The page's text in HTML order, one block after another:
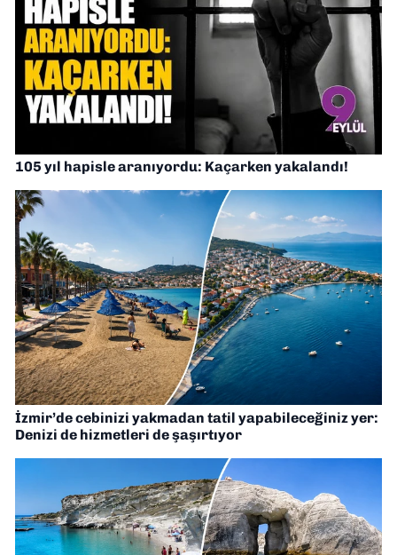
105 yıl hapisle aranıyordu: Kaçarken yakalandı!
İzmir’de cebinizi yakmadan tatil yapabileceğiniz yer:
Denizi de hizmetleri de şaşırtıyor